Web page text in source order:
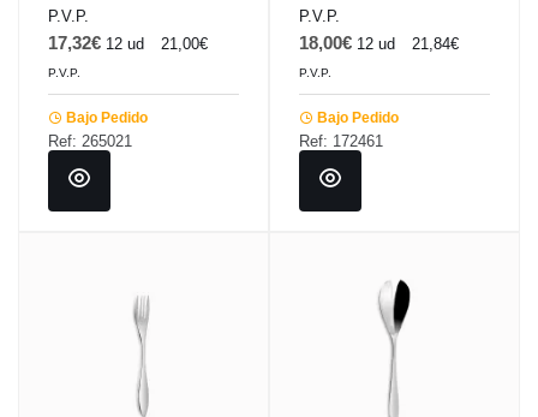
P.V.P.
17,32€ 12 ud 21,00€
P.V.P.
Bajo Pedido
Ref: 265021
P.V.P.
18,00€ 12 ud 21,84€
P.V.P.
Bajo Pedido
Ref: 172461